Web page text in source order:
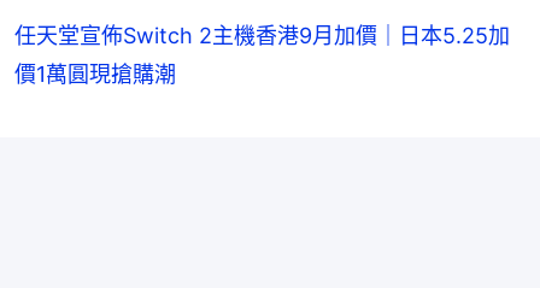
任天堂宣佈Switch 2主機香港9月加價｜日本5.25加
價1萬圓現搶購潮